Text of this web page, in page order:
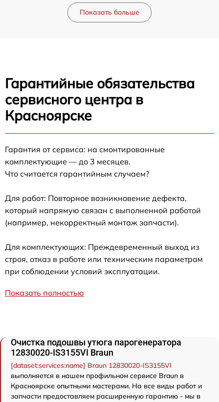
Показать больше
Гарантийные обязательства
сервисного центра в
Красноярске
Гарантия от сервиса: на смонтированные
комплектующие — до 3 месяцев.
Что считается гарантийным случаем?
Для работ: Повторное возникновение дефекта,
который напрямую связан с выполненной работой
(например, некорректный монтаж запчасти).
Для комплектующих: Преждевременный выход из
строя, отказ в работе или техническим параметрам
при соблюдении условий эксплуатации.
Показать полностью
Очистка подошвы утюга парогенератора
12830020-IS3155VI Braun
[dataset:services:name] Braun 12830020-IS3155VI
выполняется в нашем профильном сервисе Braun в
Красноярске опытными мастерами. На все виды работ и
запчасти предоставляем расширенную гарантию - мы в